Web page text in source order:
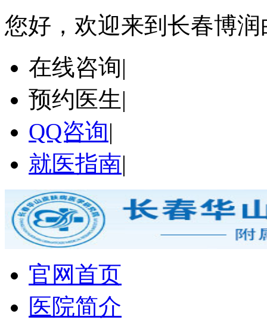
您好，欢迎来到长春博
在线咨询|
预约医生|
QQ咨询|
就医指南|
官网首页
医院简介